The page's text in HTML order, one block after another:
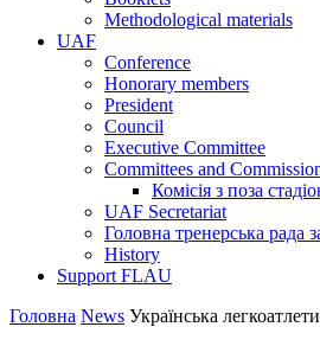
Methodological materials
UAF
Conference
Honorary members
President
Council
Executive Committee
Committees and
Комісія з поза
UAF Secretariat
Головна тренерська рада
History
Support FLAU
Головна News Українська